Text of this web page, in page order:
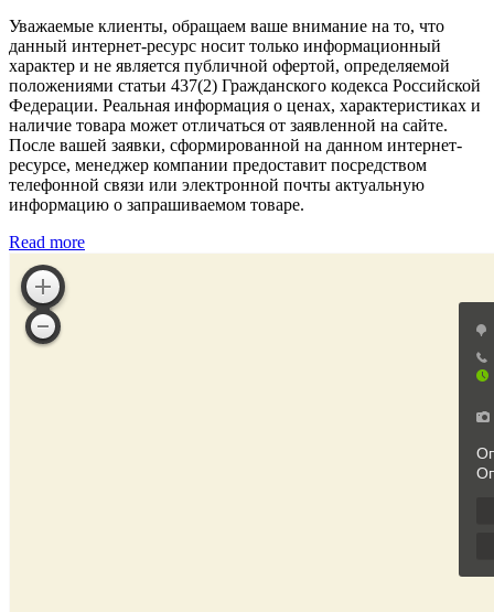
Уважаемые клиенты, обращаем ваше внимание на то, что
данный интернет-ресурс носит только информационный
характер и не является публичной офертой, определяемой
положениями статьи 437(2) Гражданского кодекса Российской
Федерации. Реальная информация о ценах, характеристиках и
наличие товара может отличаться от заявленной на сайте.
После вашей заявки, сформированной на данном интернет-
ресурсе, менеджер компании предоставит посредством
телефонной связи или электронной почты актуальную
информацию о запрашиваемом товаре.
Read more